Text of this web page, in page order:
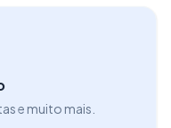
e muito mais.